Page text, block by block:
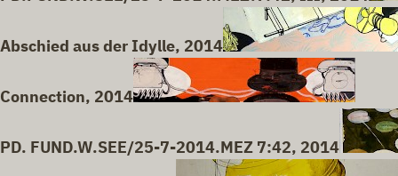
Abschied aus der Idylle, 2014
Connection, 2014
PD. FUND.W.SEE/25-7-2014.MEZ 7:42, 2014